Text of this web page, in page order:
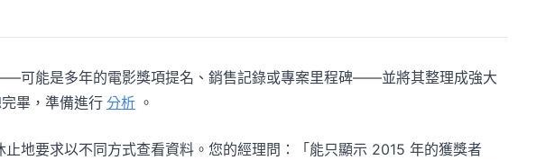
可能是多年的電影獎項提名、銷售記錄或專案里程碑——並將其整理成強大
畢，準備進行 分析 。
地要求以不同方式查看資料。您的經理問：「能只顯示 2015 年的獲獎者